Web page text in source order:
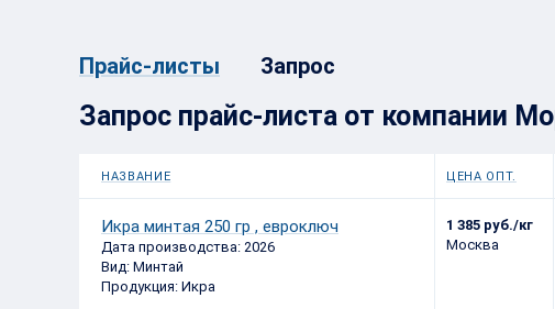
Прайс-листы Запрос
Запрос прайс-листа от компании
НАЗВАНИЕ ЦЕНА ОПТ.
Икра минтая 250 гр , евроключ
Дата производства: 2026
Вид: Минтай
Продукция: Икра
1 385 руб./кг
Москва